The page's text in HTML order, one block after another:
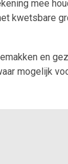
mee
kwetsbare
en
mogelijk